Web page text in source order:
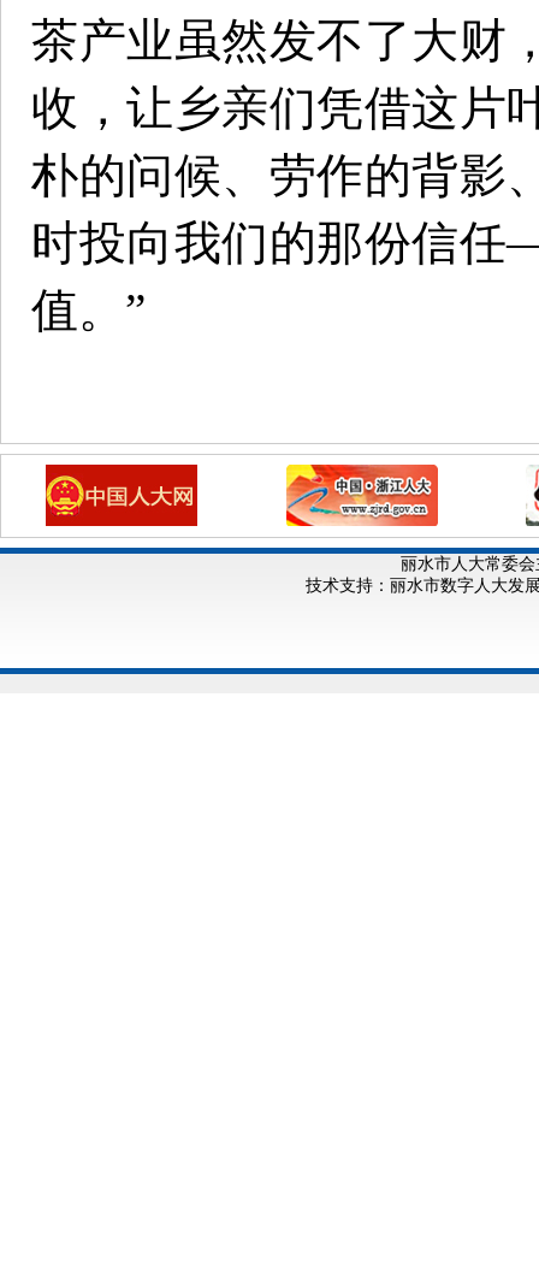
茶产业虽然发不了大财
收，让乡亲们凭借这片
朴的问候、劳作的背影
时投向我们的那份信
值。”
丽水市人大常委会
技术支持：丽水市数字人大发